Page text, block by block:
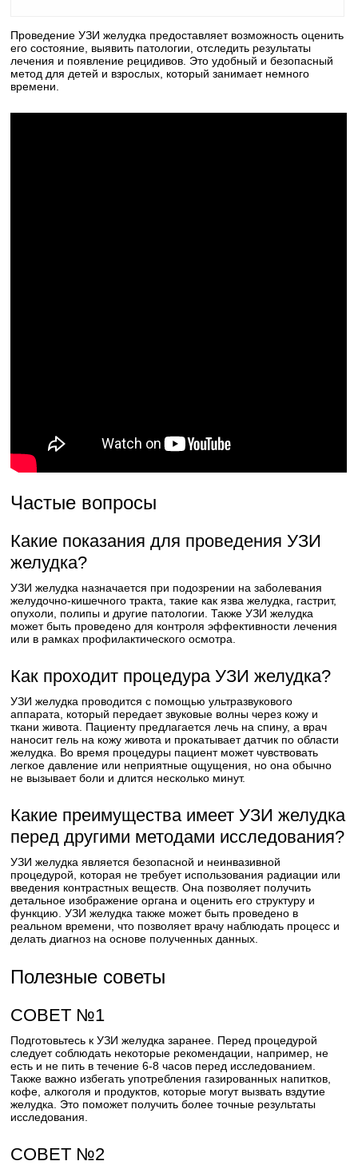
Проведение УЗИ желудка предоставляет возможность оценить
его состояние, выявить патологии, отследить результаты
лечения и появление рецидивов. Это удобный и безопасный
метод для детей и взрослых, который занимает немного
времени.
Частые вопросы
Какие показания для проведения УЗИ
желудка?
УЗИ желудка назначается при подозрении на заболевания
желудочно-кишечного тракта, такие как язва желудка, гастрит,
опухоли, полипы и другие патологии. Также УЗИ желудка
может быть проведено для контроля эффективности лечения
или в рамках профилактического осмотра.
Как проходит процедура УЗИ желудка?
УЗИ желудка проводится с помощью ультразвукового
аппарата, который передает звуковые волны через кожу и
ткани живота. Пациенту предлагается лечь на спину, а врач
наносит гель на кожу живота и прокатывает датчик по области
желудка. Во время процедуры пациент может чувствовать
легкое давление или неприятные ощущения, но она обычно
не вызывает боли и длится несколько минут.
Какие преимущества имеет УЗИ желудка
перед другими методами исследования?
УЗИ желудка является безопасной и неинвазивной
процедурой, которая не требует использования радиации или
введения контрастных веществ. Она позволяет получить
детальное изображение органа и оценить его структуру и
функцию. УЗИ желудка также может быть проведено в
реальном времени, что позволяет врачу наблюдать процесс и
делать диагноз на основе полученных данных.
Полезные советы
СОВЕТ №1
Подготовьтесь к УЗИ желудка заранее. Перед процедурой
следует соблюдать некоторые рекомендации, например, не
есть и не пить в течение 6-8 часов перед исследованием.
Также важно избегать употребления газированных напитков,
кофе, алкоголя и продуктов, которые могут вызвать вздутие
желудка. Это поможет получить более точные результаты
исследования.
СОВЕТ №2